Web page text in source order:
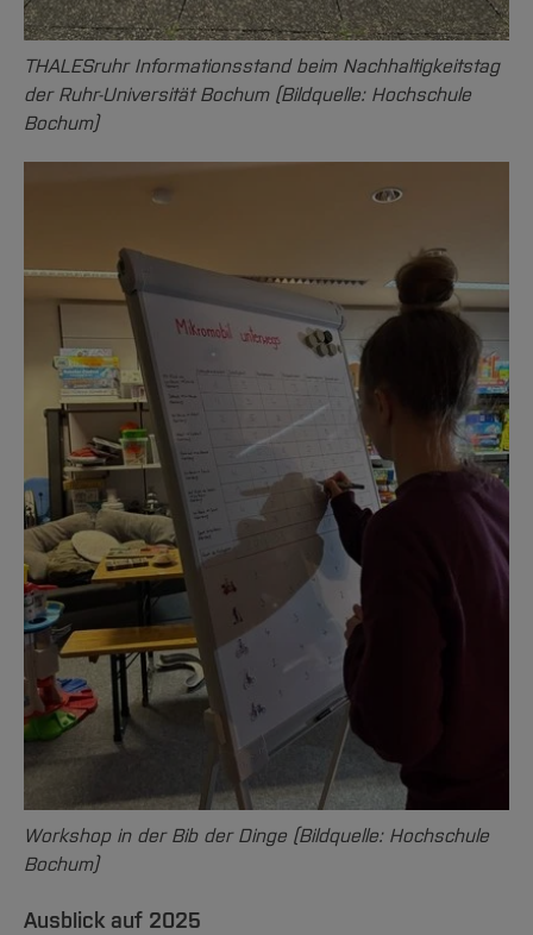
THALESruhr Informationsstand beim Nachhaltigkeitstag
der Ruhr-Universität Bochum (Bildquelle: Hochschule
Bochum)
Workshop in der Bib der Dinge (Bildquelle: Hochschule
Bochum)
Ausblick auf 2025